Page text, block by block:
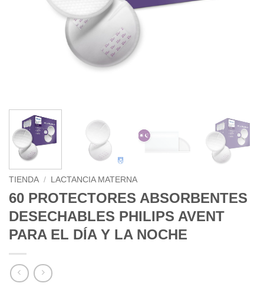
TIENDA / LACTANCIA MATERNA
60 PROTECTORES ABSORBENTES
DESECHABLES PHILIPS AVENT
PARA EL DÍA Y LA NOCHE